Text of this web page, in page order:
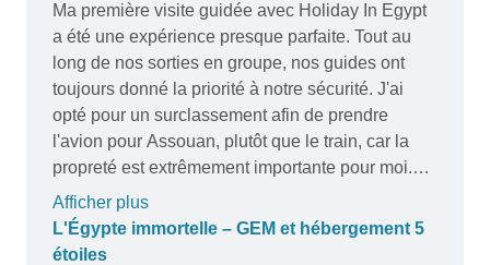
Ma première visite guidée avec Holiday In Egypt
a été une expérience presque parfaite. Tout au
long de nos sorties en groupe, nos guides ont
toujours donné la priorité à notre sécurité. J'ai
opté pour un surclassement afin de prendre
l'avion pour Assouan, plutôt que le train, car la
propreté est extrêmement importante pour moi.
Ce choix a rendu mon voyage agréable et sans
stress. Mohamed, le représentant de HIE, s'est
assuré que mes transferts vers et depuis les
Afficher plus
L'Égypte immortelle – GEM et hébergement 5
étoiles